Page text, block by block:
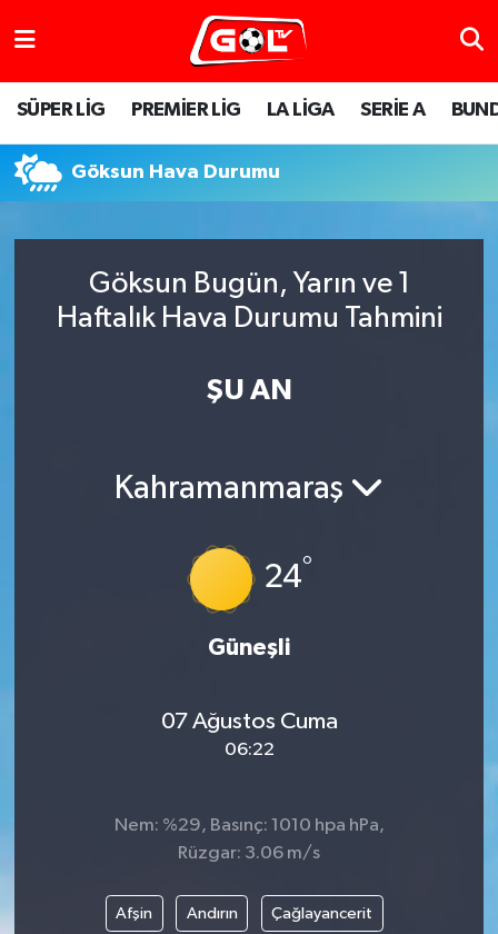
SÜPER LİG PREMİER LİG LA LİGA SERİE A
Göksun Hava Durumu
Göksun Bugün, Yarın ve 1
Haftalık Hava Durumu Tahmini
ŞU AN
Kahramanmaraş
24°
Güneşli
07 Ağustos Cuma
06:22
Nem: %29, Basınç: 1010 hpa hPa,
Rüzgar: 3.06 m/s
Afşin Andırın Çağlayancerit